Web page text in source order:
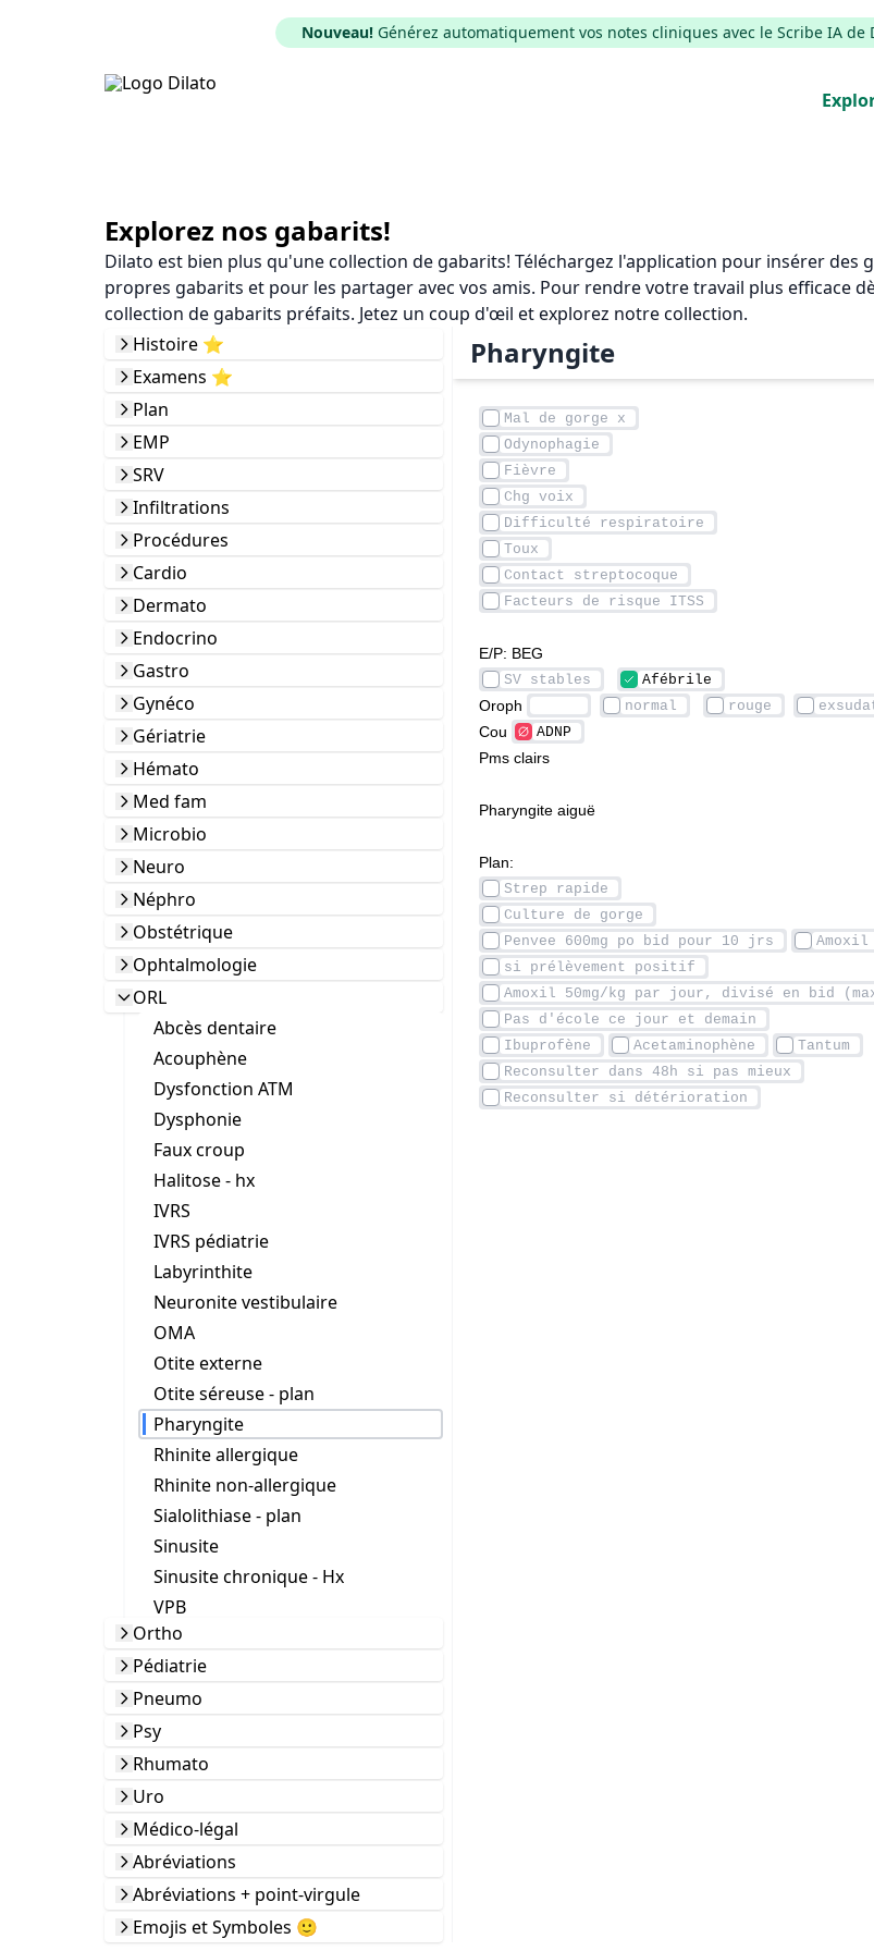
Nouveau! Générez automatiquement vos notes cliniques avec le Scribe IA de
Explorez nos gabarits!
Dilato est bien plus qu'une collection de gabarits! Téléchargez l'application pour insérer des
propres gabarits et pour les partager avec vos amis. Pour rendre votre travail plus efficace
collection de gabarits préfaits. Jetez un coup d'œil et explorez notre collection.
Histoire ⭐️
Examens ⭐️
Plan
EMP
SRV
Infiltrations
Procédures
Cardio
Dermato
Endocrino
Gastro
Gynéco
Gériatrie
Hémato
Med fam
Microbio
Neuro
Néphro
Obstétrique
Ophtalmologie
ORL
Abcès dentaire
Acouphène
Dysfonction ATM
Dysphonie
Faux croup
Halitose - hx
IVRS
IVRS pédiatrie
Labyrinthite
Neuronite vestibulaire
OMA
Otite externe
Otite séreuse - plan
Pharyngite
Rhinite allergique
Rhinite non-allergique
Sialolithiase - plan
Sinusite
Sinusite chronique - Hx
VPB
Ortho
Pédiatrie
Pneumo
Psy
Rhumato
Uro
Médico-légal
Abréviations
Abréviations + point-virgule
Emojis et Symboles 🙂
Pharyngite
E/P: BEG
Oroph
Cou
Pms clairs
Pharyngite aiguë
Plan: